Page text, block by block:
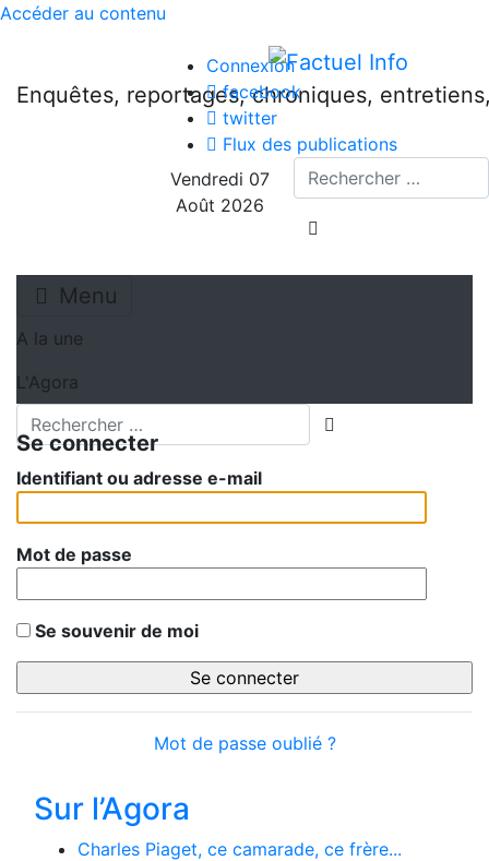
Accéder au contenu
Enquêtes, reportages, chroniques,
Connexion
facebook
twitter
Flux des publications
Vendredi 07
Août 2026
Recherche
Menu
A la une
L'Agora
Recherche
Se connecter
Identifiant ou adresse e-mail
Mot de passe
Se souvenir de moi
Mot de passe oublié ?
Sur l’Agora
Charles Piaget, ce camarade, ce frère...